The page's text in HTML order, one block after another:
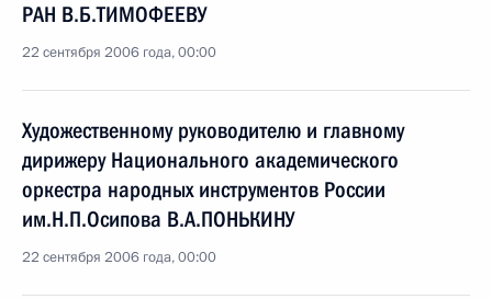
РАН В.Б.ТИМОФЕЕВУ
22 сентября 2006 года, 00:00
Художественному руководителю и главному
дирижеру Национального академического
оркестра народных инструментов России
им.Н.П.Осипова В.А.ПОНЬКИНУ
22 сентября 2006 года, 00:00